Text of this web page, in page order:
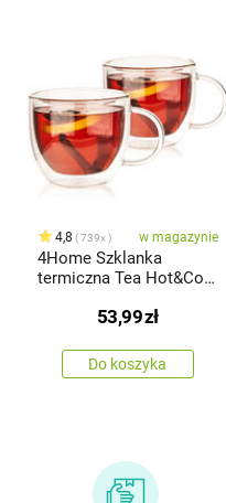
4,8 739x w magazynie
4Home Szklanka
termiczna Tea Hot&Cool
53,99zł
Do koszyka